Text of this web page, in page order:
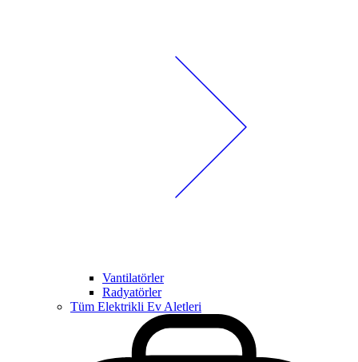
Vantilatörler
Radyatörler
Tüm Elektrikli Ev Aletleri